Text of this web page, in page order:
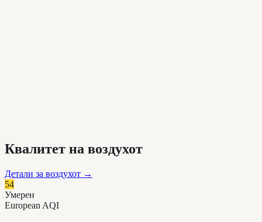
Квалитет на воздухот
Детали за воздухот →
54
Умерен
European AQI